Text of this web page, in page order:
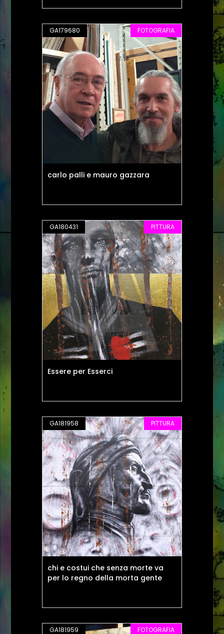
GA179680 FOTOGRAFIA
carlo palli e mauro gazzara
GA180431 PITTURA
Essere per Esserci
GA181958 PITTURA
chi e costui che senza morte va
per lo regno della morta gente
GA181959 FOTOGRAFIA